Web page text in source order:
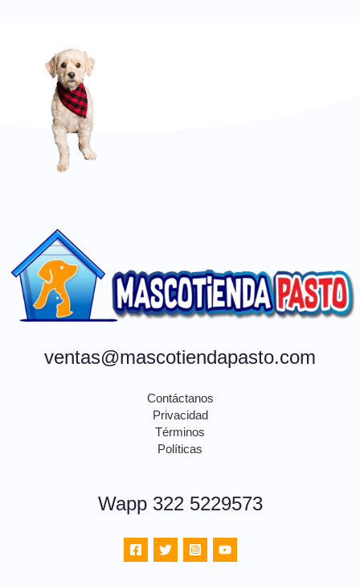
ventas@mascotiendapasto.com
Contáctanos
Privacidad
Términos
Políticas
Wapp 322 5229573